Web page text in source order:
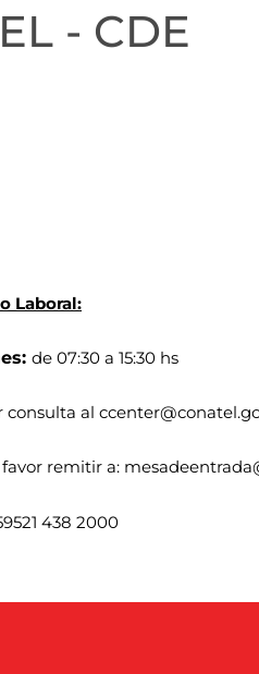
- CDE
Laboral:
de 07:30 a 15:30 hs
al
remitir a:
438 2000